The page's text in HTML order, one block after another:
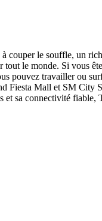
couper le souffle, un
le monde. Si vous
pouvez travailler ou
Fiesta Mall et SM City
sa connectivité fiable,